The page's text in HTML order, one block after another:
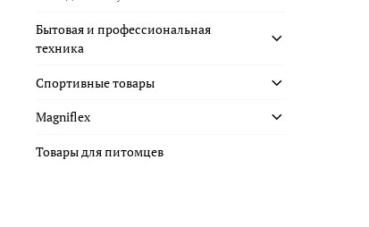
Бытовая и профессиональная
техника
Спортивные товары
Magniflex
Товары для питомцев